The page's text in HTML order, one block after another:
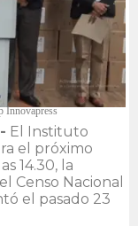
Innovapress
El Instituto
el próximo
14.30, la
Censo Nacional
el pasado 23